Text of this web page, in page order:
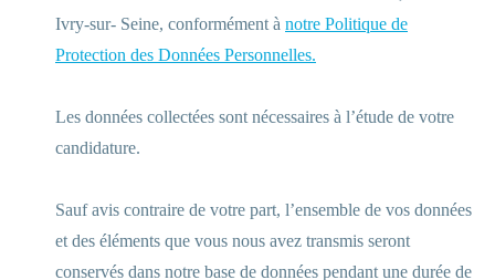
Ivry-sur- Seine, conformément à notre Politique de
Protection des Données Personnelles.
Les données collectées sont nécessaires à l’étude de votre
candidature.
Sauf avis contraire de votre part, l’ensemble de vos données
et des éléments que vous nous avez transmis seront
conservés dans notre base de données pendant une durée de